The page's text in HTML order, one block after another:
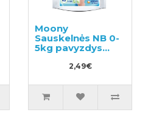
Moony
Sauskelnės NB 0-
5kg pavyzdys
2,49€